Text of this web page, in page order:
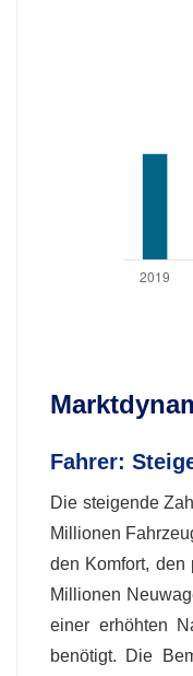
Fahrer:
Die steigende
Millionen
den Komfort, den
Millionen
einer erhöhten
benötigt. Die